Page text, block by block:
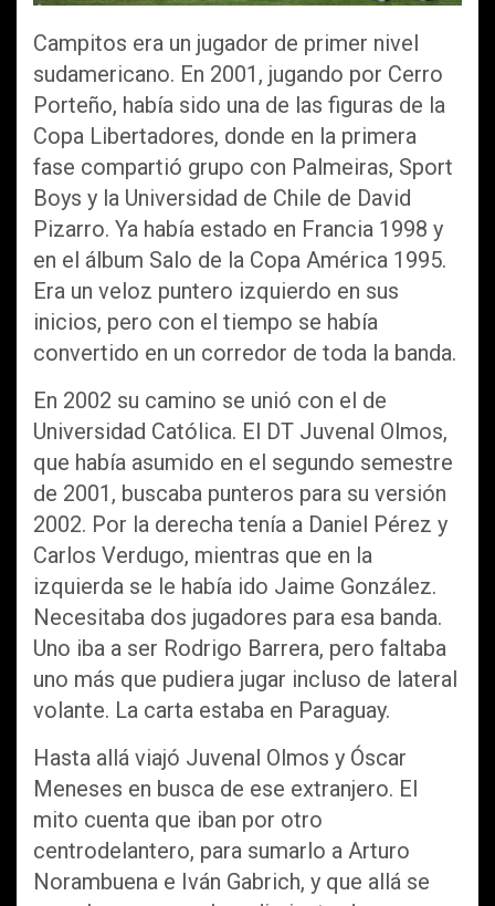
Campitos era un jugador de primer nivel
sudamericano. En 2001, jugando por Cerro
Porteño, había sido una de las figuras de la
Copa Libertadores, donde en la primera
fase compartió grupo con Palmeiras, Sport
Boys y la Universidad de Chile de David
Pizarro. Ya había estado en Francia 1998 y
en el álbum Salo de la Copa América 1995.
Era un veloz puntero izquierdo en sus
inicios, pero con el tiempo se había
convertido en un corredor de toda la banda.
En 2002 su camino se unió con el de
Universidad Católica. El DT Juvenal Olmos,
que había asumido en el segundo semestre
de 2001, buscaba punteros para su versión
2002. Por la derecha tenía a Daniel Pérez y
Carlos Verdugo, mientras que en la
izquierda se le había ido Jaime González.
Necesitaba dos jugadores para esa banda.
Uno iba a ser Rodrigo Barrera, pero faltaba
uno más que pudiera jugar incluso de lateral
volante. La carta estaba en Paraguay.
Hasta allá viajó Juvenal Olmos y Óscar
Meneses en busca de ese extranjero. El
mito cuenta que iban por otro
centrodelantero, para sumarlo a Arturo
Norambuena e Iván Gabrich, y que allá se